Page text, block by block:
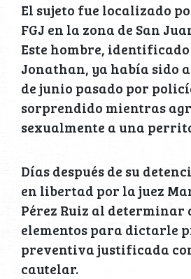
El sujeto fue localizado
FGJ en la zona de San
Este hombre, identificado
Jonathan, ya había sido
de junio pasado por
sorprendido mientras
sexualmente a una
Días después de su
en libertad por la juez
Pérez Ruiz al determinar
elementos para dictarle
preventiva justificada
cautelar.